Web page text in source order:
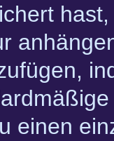
einen